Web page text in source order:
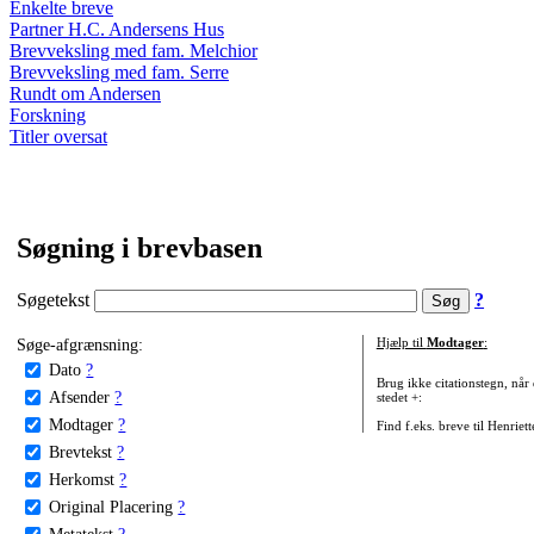
Enkelte breve
Partner H.C. Andersens Hus
Brevveksling med fam. Melchior
Brevveksling med fam. Serre
Rundt om Andersen
Forskning
Titler oversat
Søgning i brevbasen
Søgetekst ?
Søge-afgrænsning:
Dato ?
Afsender ?
Modtager ?
Brevtekst ?
Herkomst ?
Original Placering ?
Hjælp til Modtager:
Brug ikke citationstegn, når
stedet +:
Find f.eks. breve til